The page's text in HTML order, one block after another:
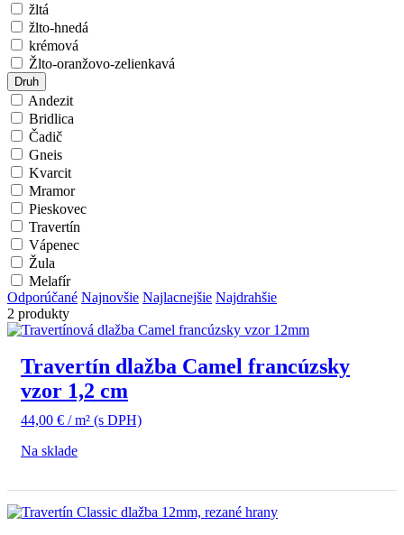
žltá
žlto-hnedá
krémová
Žlto-oranžovo-zelienkavá
Druh
Andezit
Bridlica
Čadič
Gneis
Kvarcit
Mramor
Pieskovec
Travertín
Vápenec
Žula
Melafír
Odporúčané Najnovšie Najlacnejšie Najdrahšie
2 produkty
Travertín dlažba Camel francúzsky
vzor 1,2 cm
44,00 € / m² (s DPH)
Na sklade